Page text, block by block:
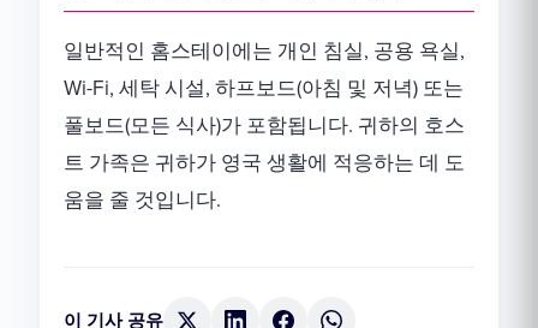
일반적인 홈스테이에는 개인 침실, 공용 욕실,
Wi-Fi, 세탁 시설, 하프보드(아침 및 저녁) 또는
풀보드(모든 식사)가 포함됩니다. 귀하의 호스
트 가족은 귀하가 영국 생활에 적응하는 데 도
움을 줄 것입니다.
이 기사 공유